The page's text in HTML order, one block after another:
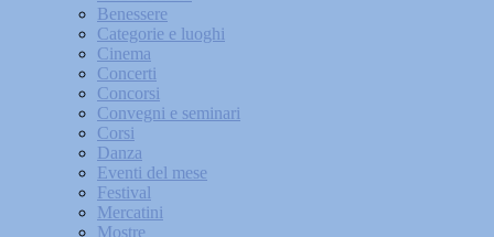
Benessere
Categorie e luoghi
Cinema
Concerti
Concorsi
Convegni e seminari
Corsi
Danza
Eventi del mese
Festival
Mercatini
Mostre